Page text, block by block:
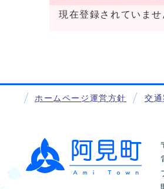
現在登録されていませ
ホームページ運営方針 交通